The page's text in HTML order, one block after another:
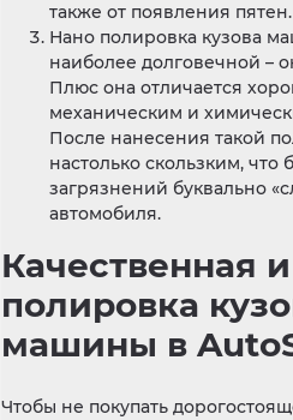
также от появления пятен.
Нано полировка кузова
наиболее долговечной –
Плюс она отличается
механическим и
После нанесения такой
настолько скользким, что
загрязнений буквально
автомобиля.
Качественная
полировка
машины в
Чтобы не покупать